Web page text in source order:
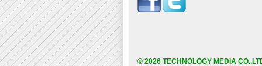
© 2026 TECHNOLOGY MEDIA